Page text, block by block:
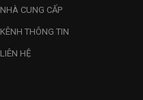
NHÀ CUNG CẤP
KÊNH THÔNG TIN
LIÊN HỆ